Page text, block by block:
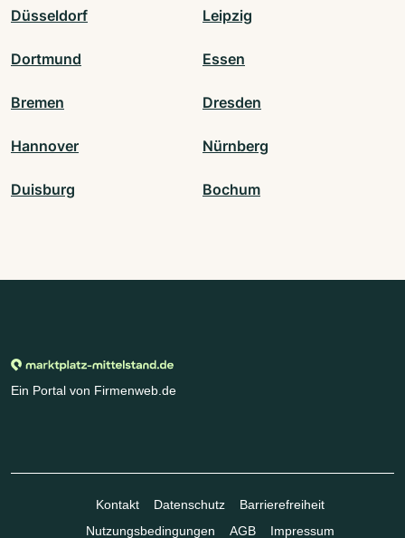
Düsseldorf Leipzig
Dortmund Essen
Bremen Dresden
Hannover Nürnberg
Duisburg Bochum
Ein Portal von Firmenweb.de
Kontakt Datenschutz
Barrierefreiheit
Nutzungsbedingungen
AGB Impressum